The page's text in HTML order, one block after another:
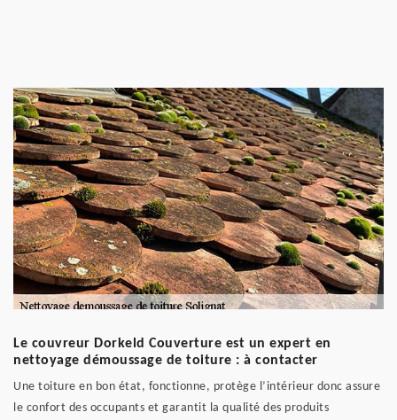
Le couvreur Dorkeld Couverture est un expert en
nettoyage démoussage de toiture : à contacter
Une toiture en bon état, fonctionne, protège l’intérieur donc assure
le confort des occupants et garantit la qualité des produits